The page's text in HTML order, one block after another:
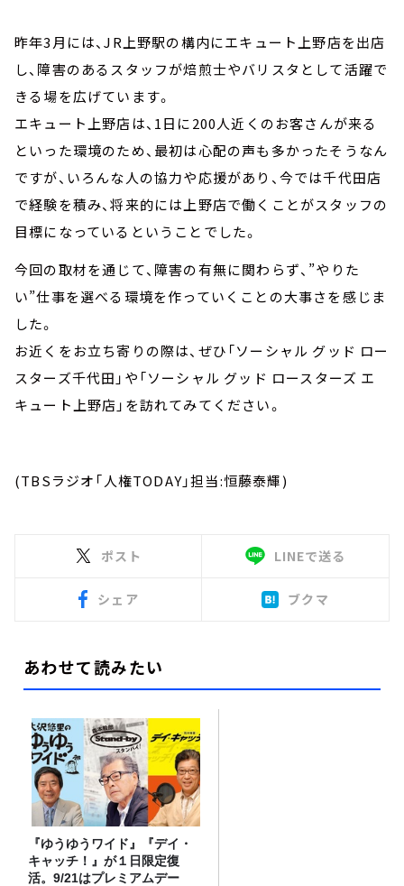
昨年3月には、JR上野駅の構内にエキュート上野店を出店
し、障害のあるスタッフが焙煎士やバリスタとして活躍で
きる場を広げています。
エキュート上野店は、1日に200人近くのお客さんが来る
といった環境のため、最初は心配の声も多かったそうなん
ですが、いろんな人の協力や応援があり、今では千代田店
で経験を積み、将来的には上野店で働くことがスタッフの
目標になっているということでした。
今回の取材を通じて、障害の有無に関わらず、”やりた
い”仕事を選べる環境を作っていくことの大事さを感じま
した。
お近くをお立ち寄りの際は、ぜひ「ソーシャル グッド ロー
スターズ千代田」や「ソーシャル グッド ロースターズ エ
キュート上野店」を訪れてみてください。
(TBSラジオ「人権TODAY」担当:恒藤泰輝)
ポスト LINEで送る
シェア ブクマ
あわせて読みたい
『ゆうゆうワイド』『デイ・
キャッチ！』が１日限定復
活。9/21はプレミアムデー